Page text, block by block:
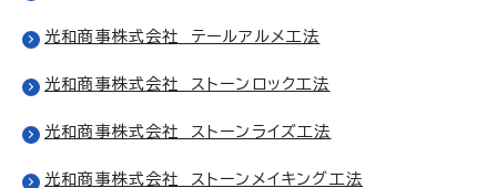
光和商事株式会社 テールアルメ工法
光和商事株式会社 ストーンロック工法
光和商事株式会社 ストーンライズ工法
光和商事株式会社 ストーンメイキング工法